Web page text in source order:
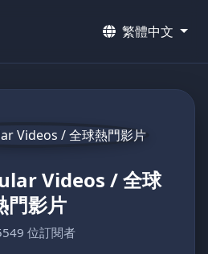
繁體中文
Videos / 全球
門影片
位訂閱者